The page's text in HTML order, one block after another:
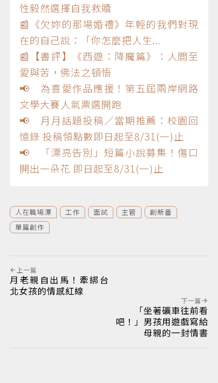
性毅然選擇自我救贖
📰《欠妳的那場婚禮》年輕的我們對現
在的自己說：「你怎麼把人生...
📰【書評】《西遊：降魔篇》：人間至
愛與苦，佛法之頓悟
📢 為喜愛作品應援！第五屆兩岸網路
文學大賽人氣票選開跑
📢 月月話題投稿／當期推薦：校園回
憶錄 投稿領點數即日起至8/31(一)止
📢 「漂亮告別」短篇小說募集！傷口
開出一朵花 即日起至8/31(一)止
人在職場漂 工作 面試 主管
創新番
單篇創作
上一篇
月老親自出馬！牽綁台
北女孩的情感紅線
下一篇
「坐著礦車往前看
吧！」男孩用遊戲寫給
母親的一封情書